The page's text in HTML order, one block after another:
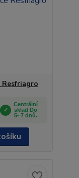
Centrální
sklad Do
5- 7 dnů.